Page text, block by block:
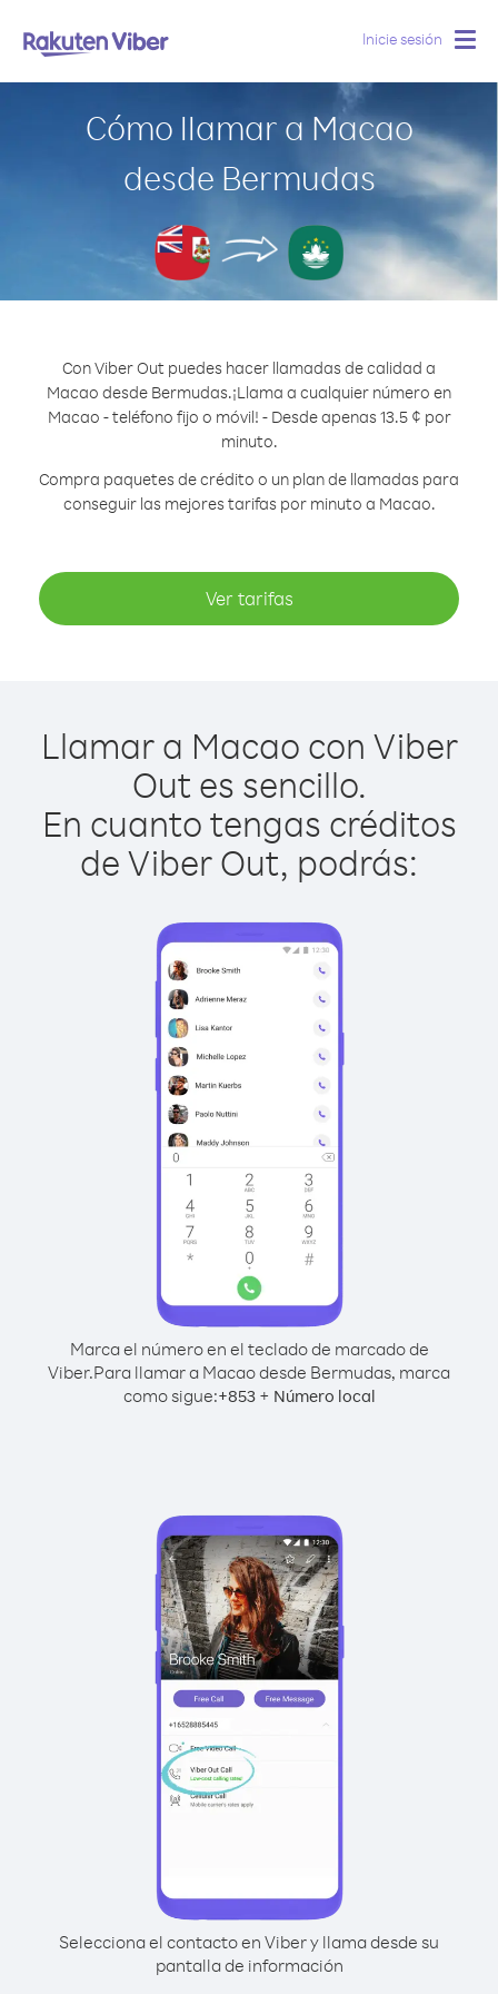
Inicie sesión
Cómo llamar a Macao
desde Bermudas
Con Viber Out puedes hacer llamadas de calidad a
Macao desde Bermudas.¡Llama a cualquier número en
Macao - teléfono fijo o móvil! - Desde apenas 13.5 ¢ por
minuto.
Compra paquetes de crédito o un plan de llamadas para
conseguir las mejores tarifas por minuto a Macao.
Ver tarifas
Llamar a Macao con Viber
Out es sencillo.
En cuanto tengas créditos
de Viber Out, podrás:
Marca el número en el teclado de marcado de
Viber.Para llamar a Macao desde Bermudas, marca
como sigue:+853+ Número local
Selecciona el contacto en Viber y llama desde su
pantalla de información